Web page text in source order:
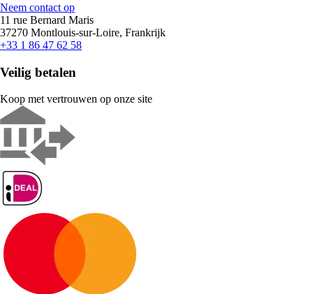
Neem contact op
11 rue Bernard Maris
37270 Montlouis-sur-Loire, Frankrijk
+33 1 86 47 62 58
Veilig betalen
Koop met vertrouwen op onze site